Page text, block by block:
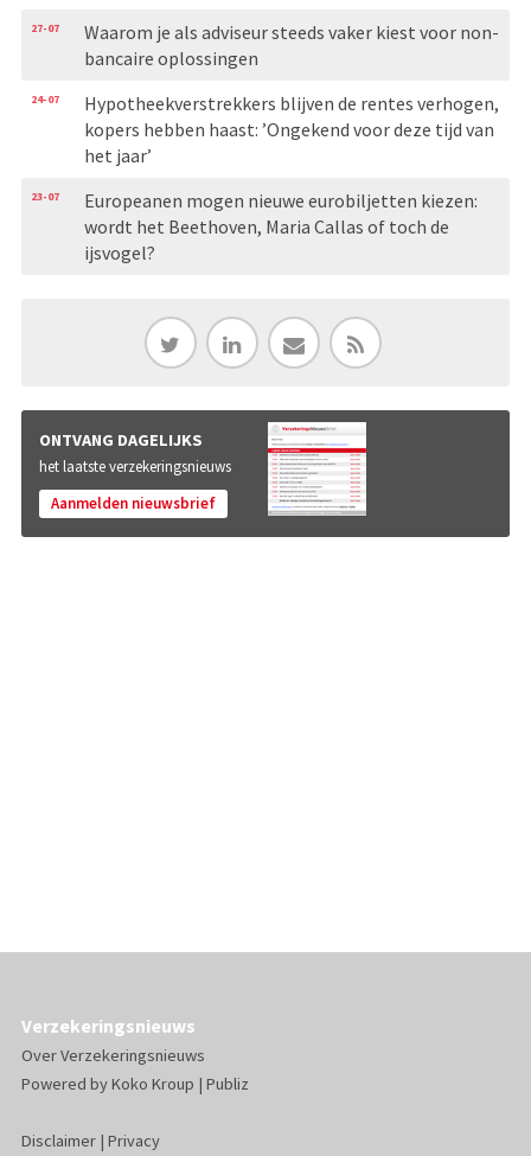
27-07
Waarom je als adviseur steeds vaker kiest voor non-
bancaire oplossingen
24-07
Hypotheekverstrekkers blijven de rentes verhogen,
kopers hebben haast: ’Ongekend voor deze tijd van
het jaar’
23-07
Europeanen mogen nieuwe eurobiljetten kiezen:
wordt het Beethoven, Maria Callas of toch de
ijsvogel?
ONTVANG DAGELIJKS
het laatste verzekeringsnieuws
Aanmelden nieuwsbrief
Verzekeringsnieuws
Over Verzekeringsnieuws
Powered byKoko Kroup | Publiz
Disclaimer| Privacy